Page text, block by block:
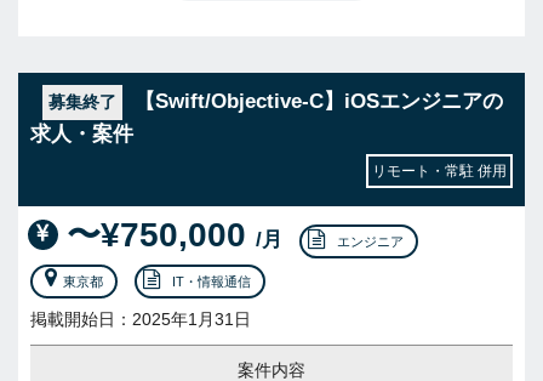
募集終了
【Swift/Objective-C】iOSエンジニアの
求人・案件
リモート・常駐 併用
〜¥750,000 /月 エンジニア
東京都 IT・情報通信
掲載開始日：2025年1月31日
案件内容